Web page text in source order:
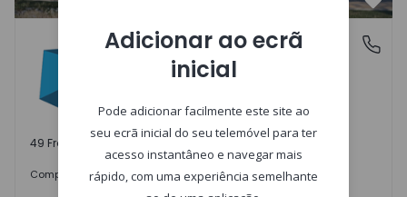
Águas Santas, PortoPLENO JARDIM
Águas Santas, Porto
49 Frações disponíveis
Comprar desde 242.000 €
Adicionar ao ecrã
inicial
Pode adicionar facilmente este site ao
seu ecrã inicial do seu telemóvel para ter
acesso instantâneo e navegar mais
rápido, com uma experiência semelhante